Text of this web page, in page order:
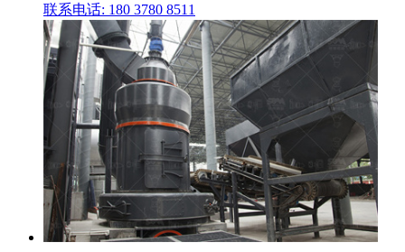
联系电话: 180 3780 8511